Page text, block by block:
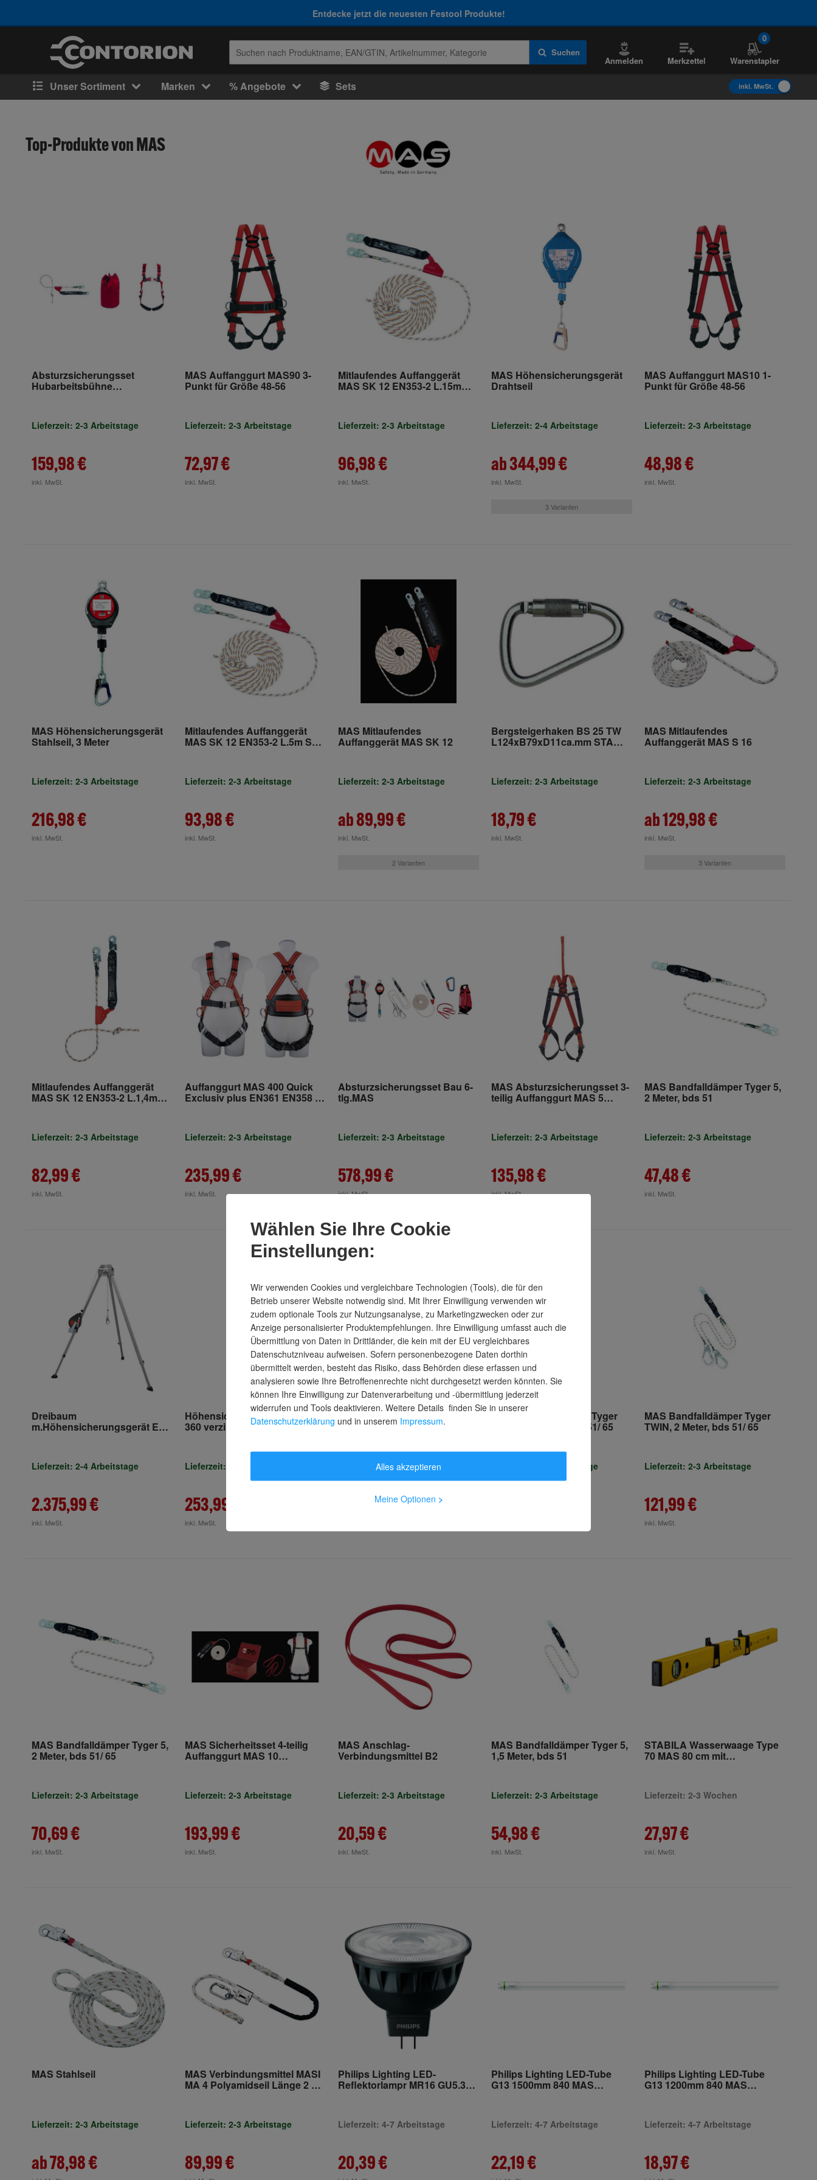
Entdecke jetzt die neuesten Festool Produkte!
Suchen
Anmelden Merkzettel
0
Warenstapler
Unser Sortiment Marken % Angebote Sets inkl. MwSt.
Top-Produkte von MAS
Absturzsicherungsset
Hubarbeitsbühne
Lieferzeit: 2-3 Arbeitstage
159,98 €
inkl. MwSt.
MAS Auffanggurt MAS90 3-
Punkt für Größe 48-56
Lieferzeit: 2-3 Arbeitstage
72,97 €
inkl. MwSt.
Mitlaufendes Auffanggerät
MAS SK 12 EN353-2 L.15m
Lieferzeit: 2-3 Arbeitstage
96,98 €
inkl. MwSt.
MAS Höhensicherungsgerät
Drahtseil
Lieferzeit: 2-4 Arbeitstage
ab 344,99 €
inkl. MwSt.
3 Varianten
MAS Auffanggurt MAS10 1-
Punkt für Größe 48-56
Lieferzeit: 2-3 Arbeitstage
48,98 €
inkl. MwSt.
MAS Höhensicherungsgerät
Stahlseil, 3 Meter
Lieferzeit: 2-3 Arbeitstage
216,98 €
inkl. MwSt.
Mitlaufendes Auffanggerät
MAS SK 12 EN353-2 L.5m Seil-
Lieferzeit: 2-3 Arbeitstage
93,98 €
inkl. MwSt.
MAS Mitlaufendes
Auffanggerät MAS SK 12
Lieferzeit: 2-3 Arbeitstage
ab 89,99 €
inkl. MwSt.
2 Varianten
Bergsteigerhaken BS 25 TW
L124xB79xD11ca.mm STA
Lieferzeit: 2-3 Arbeitstage
18,79 €
inkl. MwSt.
MAS Mitlaufendes
Auffanggerät MAS S 16
Lieferzeit: 2-3 Arbeitstage
ab 129,98 €
inkl. MwSt.
3 Varianten
Mitlaufendes Auffanggerät
MAS SK 12 EN353-2 L.1,4m
Lieferzeit: 2-3 Arbeitstage
82,99 €
inkl. MwSt.
Auffanggurt MAS 400 Quick
Exclusiv plus EN361 EN358 4-
Lieferzeit: 2-3 Arbeitstage
235,99 €
inkl. MwSt.
Absturzsicherungsset Bau 6-
tlg.MAS
Lieferzeit: 2-3 Arbeitstage
578,99 €
inkl. MwSt.
MAS Absturzsicherungsset 3-
teilig Auffanggurt MAS 5
Lieferzeit: 2-3 Arbeitstage
135,98 €
inkl. MwSt.
MAS Bandfalldämper Tyger 5,
2 Meter, bds 51
Lieferzeit: 2-3 Arbeitstage
47,48 €
inkl. MwSt.
Dreibaum
m.Höhensicherungsgerät EN
Lieferzeit: 2-4 Arbeitstage
2.375,99 €
inkl. MwSt.
Höhensicherungsgerät EN
360 verzinktes Stahlseil,4,5m
Lieferzeit: 2-3 Arbeitstage
253,99 €
inkl. MwSt.
MAS Bandfalldämper Tyger 5,
1,5 Meter, bds 51/ 65
Lieferzeit: 2-3 Arbeitstage
76,99 €
MAS Bandfalldämper Tyger
TWIN, 1,5 Meter, bds 51/ 65
Lieferzeit: 2-3 Arbeitstage
MAS Bandfalldämper Tyger
TWIN, 2 Meter, bds 51/ 65
Lieferzeit: 2-3 Arbeitstage
121,99 €
inkl. MwSt.
MAS Bandfalldämper Tyger 5,
2 Meter, bds 51/ 65
Lieferzeit: 2-3 Arbeitstage
70,69 €
inkl. MwSt.
MAS Sicherheitsset 4-teilig
Auffanggurt MAS 10
Stahlblechkoffer
Lieferzeit: 2-3 Arbeitstage
193,99 €
inkl. MwSt.
MAS Anschlag-
Verbindungsmittel B2
Lieferzeit: 2-3 Arbeitstage
20,59 €
inkl. MwSt.
MAS Bandfalldämper Tyger 5,
1,5 Meter, bds 51
Lieferzeit: 2-3 Arbeitstage
54,98 €
inkl. MwSt.
STABILA Wasserwaage Type
70 MAS 80 cm mit
Lieferzeit: 2-3 Wochen
27,97 €
inkl. MwSt.
MAS Stahlseil
Lieferzeit: 2-3 Arbeitstage
ab 78,98 €
MAS Verbindungsmittel MASI
MA 4 Polyamidseil Länge 2 m
Lieferzeit: 2-3 Arbeitstage
89,99 €
Philips Lighting LED-
Reflektorlampr MR16 GU5.3
Lieferzeit: 4-7 Arbeitstage
20,39 €
Philips Lighting LED-Tube
G13 1500mm 840 MAS
Lieferzeit: 4-7 Arbeitstage
22,19 €
Philips Lighting LED-Tube
G13 1200mm 840 MAS
Lieferzeit: 4-7 Arbeitstage
18,97 €
Wählen Sie Ihre Cookie
Einstellungen:
Wir verwenden Cookies und vergleichbare Technologien (Tools), die für den
Betrieb unserer Website notwendig sind. Mit Ihrer Einwilligung verwenden wir
zudem optionale Tools zur Nutzungsanalyse, zu Marketingzwecken oder zur
Anzeige personalisierter Produktempfehlungen. Ihre Einwilligung umfasst auch die
Übermittlung von Daten in Drittländer, die kein mit der EU vergleichbares
Datenschutzniveau aufweisen. Sofern personenbezogene Daten dorthin
übermittelt werden, besteht das Risiko, dass Behörden diese erfassen und
analysieren sowie Ihre Betroffenenrechte nicht durchgesetzt werden könnten. Sie
können Ihre Einwilligung zur Datenverarbeitung und -übermittlung jederzeit
widerrufen und Tools deaktivieren. Weitere Details finden Sie in unserer
Datenschutzerklärung und in unserem Impressum.
Alles akzeptieren
Meine Optionen >